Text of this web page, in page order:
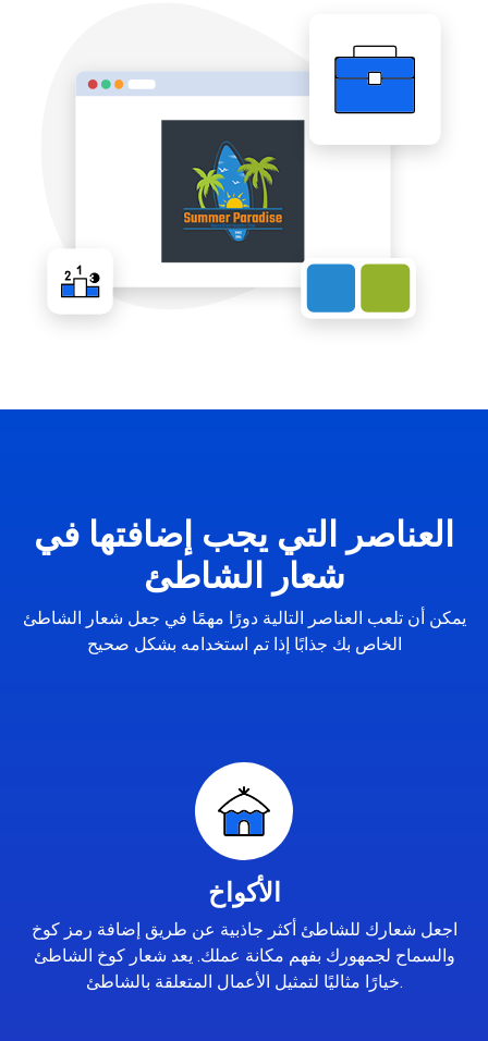
العناصر التي يجب إضافتها في
شعار الشاطئ
يمكن أن تلعب العناصر التالية دورًا مهمًا في جعل شعار الشاطئ
الخاص بك جذابًا إذا تم استخدامه بشكل صحيح
الأكواخ
اجعل شعارك للشاطئ أكثر جاذبية عن طريق إضافة رمز كوخ
والسماح لجمهورك بفهم مكانة عملك. يعد شعار كوخ الشاطئ
خيارًا مثاليًا لتمثيل الأعمال المتعلقة بالشاطئ.